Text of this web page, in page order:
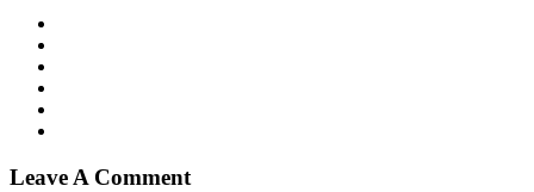
Leave A Comment